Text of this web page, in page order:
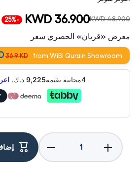
KWD 48.900
KWD 36.900
-25%
معرض «قريان» الحصري سعر
36.9 KD from WiBi Qurain Showroom
4مجانية بقيمة 9,225 د.ك.
Decrease
quantity
for Apple
Increase
quantity
for